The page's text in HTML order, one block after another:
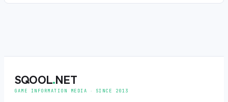
SQOOL.NET
GAME INFORMATION MEDIA ‧ SINCE 2013